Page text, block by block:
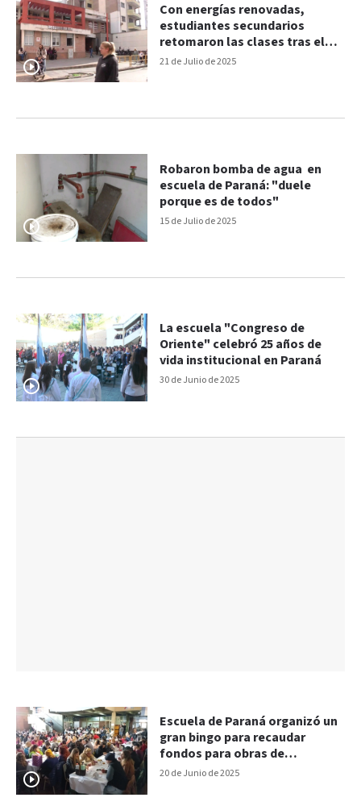
21 de Julio de 2025
Con energías renovadas,
estudiantes secundarios
retomaron las clases tras el
receso
15 de Julio de 2025
Robaron bomba de agua en
escuela de Paraná: "duele
porque es de todos"
30 de Junio de 2025
La escuela "Congreso de
Oriente" celebró 25 años de
vida institucional en Paraná
20 de Junio de 2025
Escuela de Paraná organizó un
gran bingo para recaudar
fondos para obras de
infraestructura